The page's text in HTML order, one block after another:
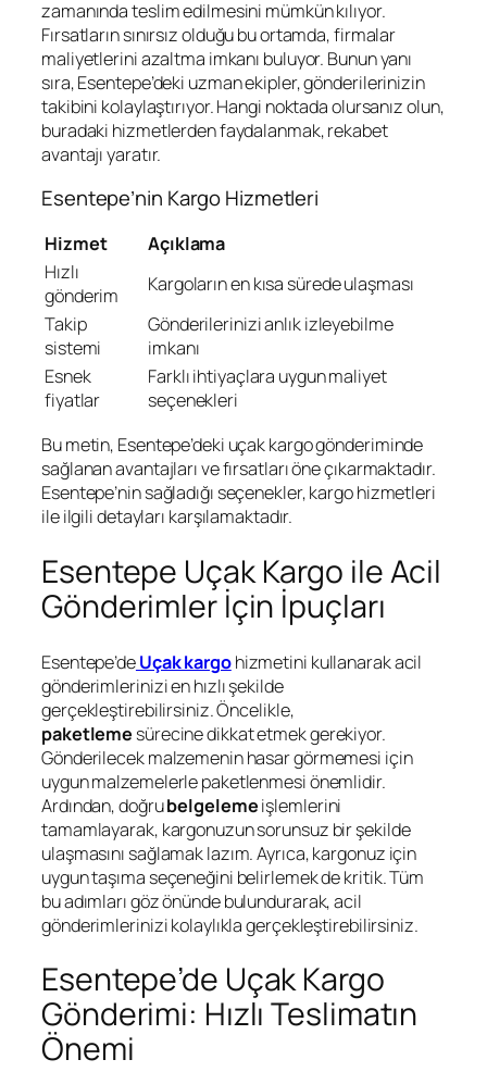
zamanında teslim edilmesini mümkün kılıyor.
Fırsatların sınırsız olduğu bu ortamda, firmalar
maliyetlerini azaltma imkanı buluyor. Bunun yanı
sıra, Esentepe’deki uzman ekipler, gönderilerinizin
takibini kolaylaştırıyor. Hangi noktada olursanız olun,
buradaki hizmetlerden faydalanmak, rekabet
avantajı yaratır.
Esentepe’nin Kargo Hizmetleri
Hizmet
Açıklama
Hızlı
gönderim
Kargoların en kısa sürede ulaşması
Takip
sistemi
Gönderilerinizi anlık izleyebilme
imkanı
Esnek
fiyatlar
Farklı ihtiyaçlara uygun maliyet
seçenekleri
Bu metin, Esentepe’deki uçak kargo gönderiminde
sağlanan avantajları ve fırsatları öne çıkarmaktadır.
Esentepe’nin sağladığı seçenekler, kargo hizmetleri
ile ilgili detayları karşılamaktadır.
Esentepe Uçak Kargo ile Acil
Gönderimler İçin İpuçları
Esentepe’deUçak kargohizmetini kullanarak acil
gönderimlerinizi en hızlı şekilde
gerçekleştirebilirsiniz. Öncelikle,
paketleme sürecine dikkat etmek gerekiyor.
Gönderilecek malzemenin hasar görmemesi için
uygun malzemelerle paketlenmesi önemlidir.
Ardından, doğrubelgelemeişlemlerini
tamamlayarak, kargonuzun sorunsuz bir şekilde
ulaşmasını sağlamak lazım. Ayrıca, kargonuz için
uygun taşıma seçeneğini belirlemek de kritik. Tüm
bu adımları göz önünde bulundurarak, acil
gönderimlerinizi kolaylıkla gerçekleştirebilirsiniz.
Esentepe’de Uçak Kargo
Gönderimi: Hızlı Teslimatın
Önemi